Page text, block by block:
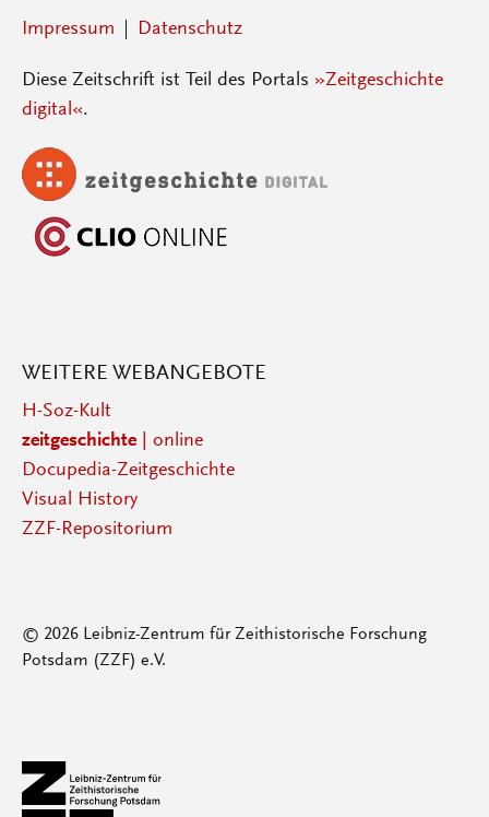
Impressum Datenschutz
Diese Zeitschrift ist Teil des Portals »Zeitgeschichte
digital«.
WEITERE WEBANGEBOTE
H-Soz-Kult
zeitgeschichte| online
Docupedia-Zeitgeschichte
Visual History
ZZF-Repositorium
© 2026 Leibniz-Zentrum für Zeithistorische Forschung
Potsdam (ZZF) e.V.